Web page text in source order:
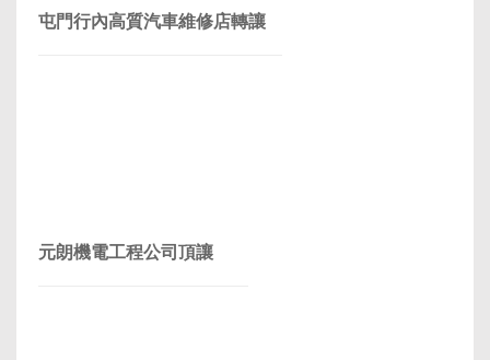
屯門行內高質汽車維修店轉讓
元朗機電工程公司頂讓